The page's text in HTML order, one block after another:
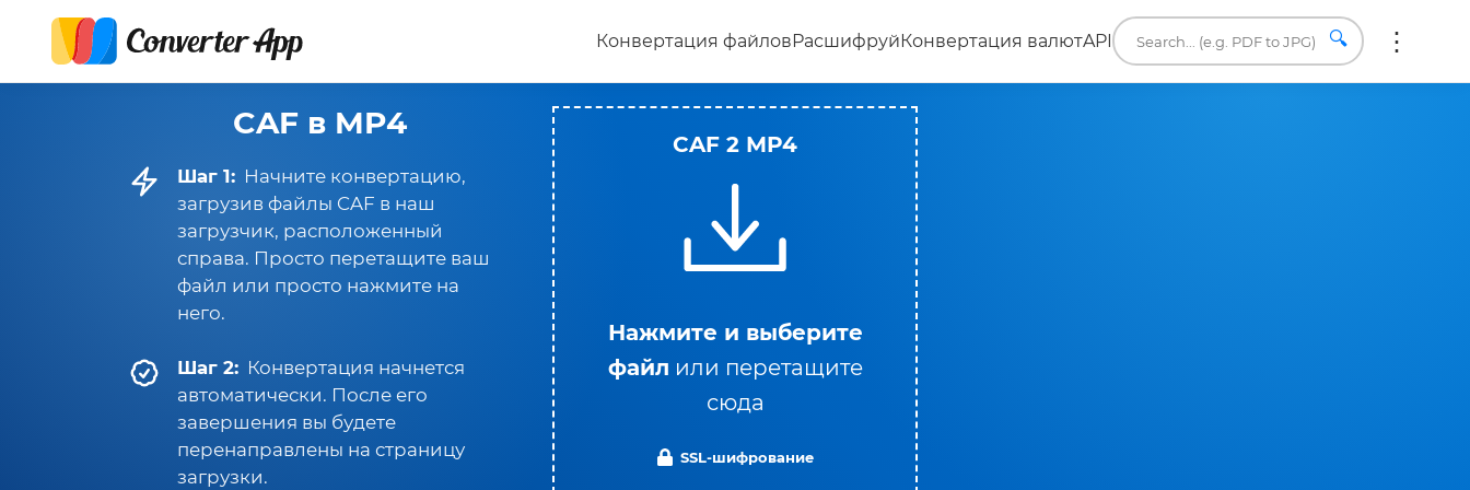
Конвертация файловРасшифруйКонвертация валютAPI 🔍
CAF в MP4
Шаг 1: Начните конвертацию,
загрузив файлы CAF в наш
загрузчик, расположенный
справа. Просто перетащите ваш
файл или просто нажмите на
него.
Шаг 2: Конвертация начнется
автоматически. После его
завершения вы будете
перенаправлены на страницу
загрузки.
CAF 2 MP4
Нажмите и выберите
файл или перетащите
сюда
SSL-шифрование